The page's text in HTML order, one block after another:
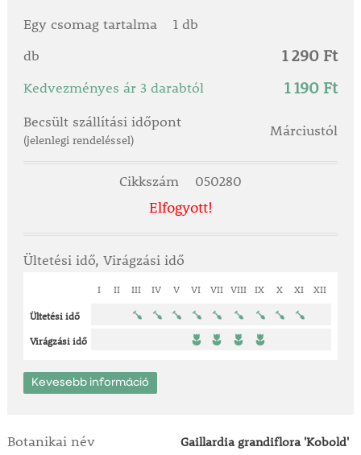
Egy csomag tartalma
1 db
db
1 290 Ft
Kedvezményes ár 3 darabtól 1 190 Ft
Becsült szállítási időpont
(jelenlegi rendeléssel)
Márciustól
Cikkszám 050280
Elfogyott!
Ültetési idő, Virágzási idő
I II III IV V VI VII VIII IX X XI XII
Ültetési idő
Virágzási idő
Kevesebb információ
Botanikai név Gaillardia grandiflora 'Kobold'